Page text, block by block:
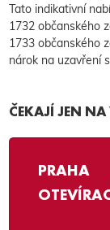
Tato indikativní
1732 občanského
1733 občanského
nárok na uzavření
ČEKAJÍ JEN NA
PRAHA